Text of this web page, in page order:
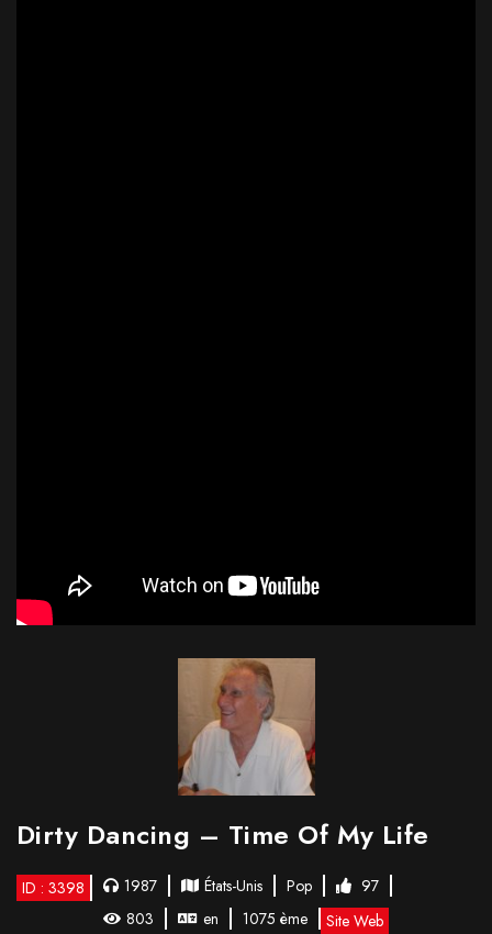
Dirty Dancing – Time Of My Life
ID : 3398 1987 États-Unis Pop
97
803
en 1075 ème Site Web